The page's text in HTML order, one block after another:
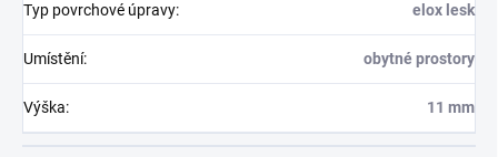
Typ povrchové úpravy: elox lesk
Umístění: obytné prostory
Výška: 11 mm